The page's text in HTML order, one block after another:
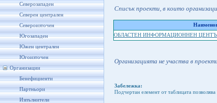
Северозападен
Северен централен
Североизточен
Югозападен
Южен централен
Югоизточен
Организации
Бенефициенти
Партньори
Изпълнители
Списък проекти, в които
ОБЛАСТЕН ИНФОРМАЦИОННЕН
Организацията не участва в
Забележка:
Подчертан елемент от таблицата